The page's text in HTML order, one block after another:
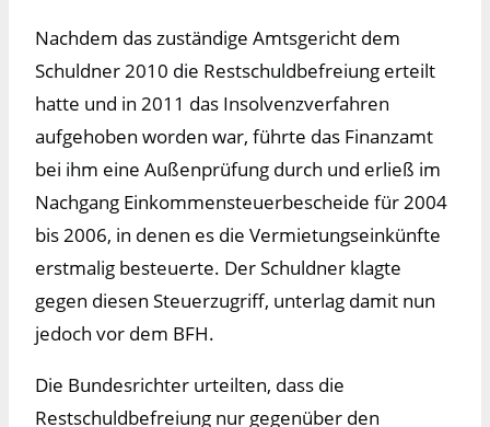
Nachdem das zuständige Amtsgericht dem
Schuldner 2010 die Restschuldbefreiung erteilt
hatte und in 2011 das Insolvenzverfahren
aufgehoben worden war, führte das Finanzamt
bei ihm eine Außenprüfung durch und erließ im
Nachgang Einkommensteuerbescheide für 2004
bis 2006, in denen es die Vermietungseinkünfte
erstmalig besteuerte. Der Schuldner klagte
gegen diesen Steuerzugriff, unterlag damit nun
jedoch vor dem BFH.
Die Bundesrichter urteilten, dass die
Restschuldbefreiung nur gegenüber den